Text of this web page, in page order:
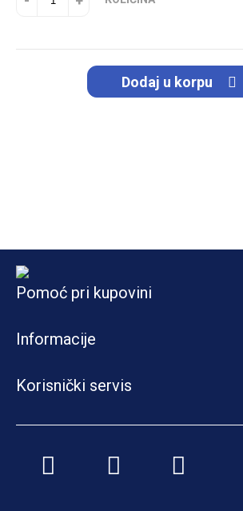
Dodaj u korpu
Pomoć pri kupovini
Informacije
Korisnički servis